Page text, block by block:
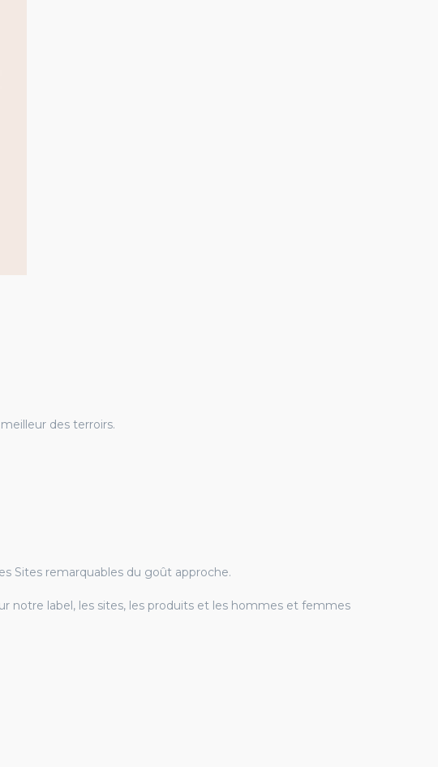
des terroirs.
Sites remarquables du goût approche.
notre label, les sites, les produits et les hommes et femmes